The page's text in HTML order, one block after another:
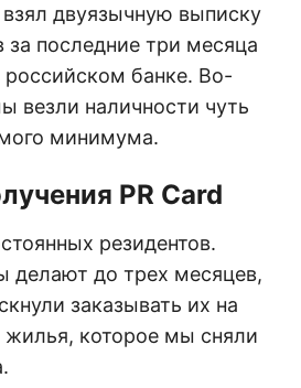
двуязычную выписку
последние три месяца
российском банке. Во-
везли наличности чуть
минимума.
PR Card
резидентов.
делают до трех месяцев,
заказывать их на
жилья, которое мы сняли